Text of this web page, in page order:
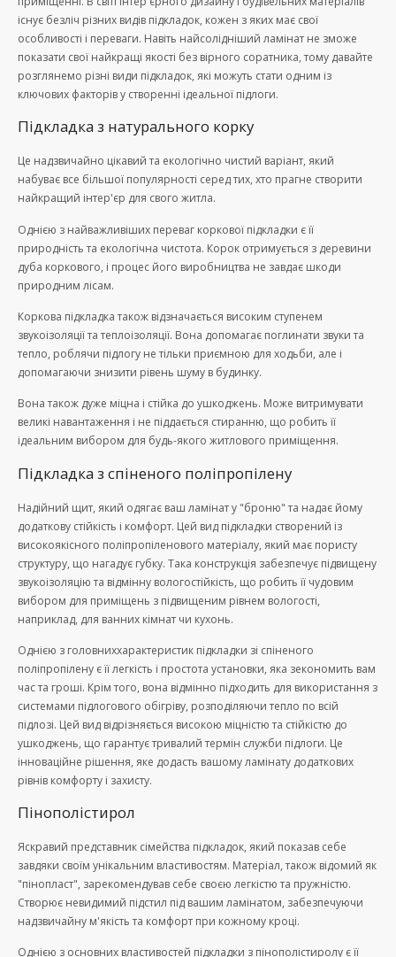
існує безліч різних видів підкладок, кожен з яких має свої
особливості і переваги. Навіть найсолідніший ламінат не зможе
показати свої найкращі якості без вірного соратника, тому давайте
розглянемо різні види підкладок, які можуть стати одним із
ключових факторів у створенні ідеальної підлоги.
Підкладка з натурального корку
Це надзвичайно цікавий та екологічно чистий варіант, який
набуває все більшої популярності серед тих, хто прагне створити
найкращий інтер'єр для свого житла.
Однією з найважливіших переваг коркової підкладки є її
природність та екологічна чистота. Корок отримується з деревини
дуба коркового, і процес його виробництва не завдає шкоди
природним лісам.
Коркова підкладка також відзначається високим ступенем
звукоізоляції та теплоізоляції. Вона допомагає поглинати звуки та
тепло, роблячи підлогу не тільки приємною для ходьби, але і
допомагаючи знизити рівень шуму в будинку.
Вона також дуже міцна і стійка до ушкоджень. Може витримувати
великі навантаження і не піддається стиранню, що робить її
ідеальним вибором для будь-якого житлового приміщення.
Підкладка з спіненого поліпропілену
Надійний щит, який одягає ваш ламінат у "броню" та надає йому
додаткову стійкість і комфорт. Цей вид підкладки створений із
високоякісного поліпропіленового матеріалу, який має пористу
структуру, що нагадує губку. Така конструкція забезпечує підвищену
звукоізоляцію та відмінну вологостійкість, що робить її чудовим
вибором для приміщень з підвищеним рівнем вологості,
наприклад, для ванних кімнат чи кухонь.
Однією з головниххарактеристик підкладки зі спіненого
поліпропілену є її легкість і простота установки, яка зекономить вам
час та гроші. Крім того, вона відмінно підходить для використання з
системами підлогового обігріву, розподіляючи тепло по всій
підлозі. Цей вид відрізняється високою міцністю та стійкістю до
ушкоджень, що гарантує тривалий термін служби підлоги. Це
інноваційне рішення, яке додасть вашому ламінату додаткових
рівнів комфорту і захисту.
Пінополістирол
Яскравий представник сімейства підкладок, який показав себе
завдяки своїм унікальним властивостям. Матеріал, також відомий як
"пінопласт", зарекомендував себе своєю легкістю та пружністю.
Створює невидимий підстил під вашим ламінатом, забезпечуючи
надзвичайну м'якість та комфорт при кожному кроці.
Однією з основних властивостей підкладки з пінополістиролу є її